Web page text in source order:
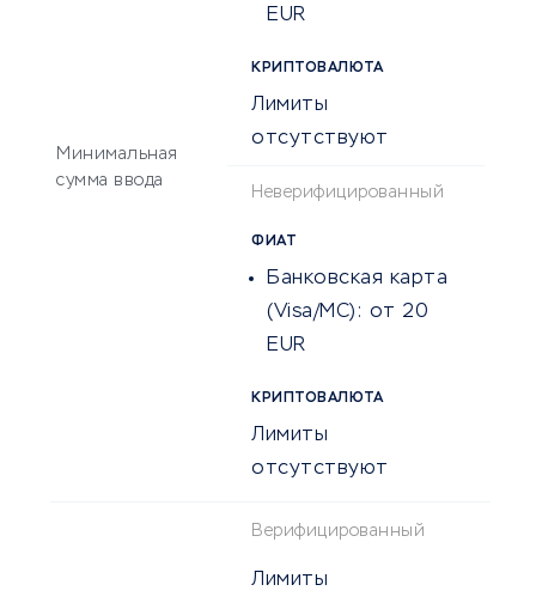
Минимальная
сумма ввода
КРИПТОВАЛЮТА
Лимиты
отсутствуют
EUR
Неверифицированный
КРИПТОВАЛЮТА
Лимиты
отсутствуют
ФИАТ
Банковская карта
(Visa/MC): от 20
EUR
Верифицированный
Лимиты